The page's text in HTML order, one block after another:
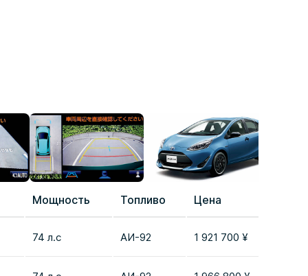
Мощность Топливо Цена
74 л.с AИ-92 1 921 700 ¥